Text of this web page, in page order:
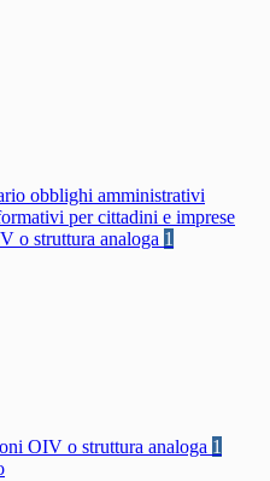
obblighi amministrativi
per cittadini e imprese
o struttura analoga 1
OIV o struttura analoga 1